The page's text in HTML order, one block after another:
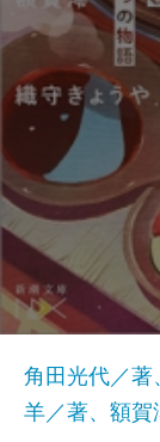
角田光代／著
羊／著、額賀